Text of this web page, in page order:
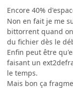
Encore 40%
Non en fait je me
bittorrent quand
du fichier dès le
Enfin peut être
faisant un
le temps.
Mais bon ça